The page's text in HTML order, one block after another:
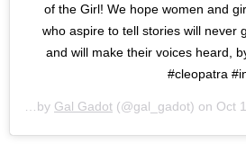
of the Girl! We hope women and
who aspire to tell stories will never
and will make their voices heard,
#cleopatra
Gal Gadot (@gal_gadot) on Oct